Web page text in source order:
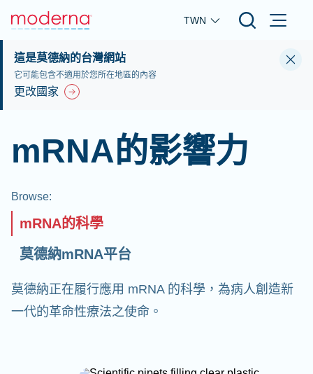
Skip to main content
TWN
這是莫德納的台灣網站
它可能包含不適用於您所在地區的內容
更改國家
mRNA的影響力
Browse:
mRNA的科學
莫德納mRNA平台
莫德納正在履行應用 mRNA 的科學，為病人創造新
一代的革命性療法之使命。